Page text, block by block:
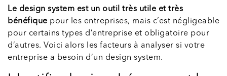
Le design system est un outil très utile et très
bénéfique pour les entreprises, mais c’est négligeable
pour certains types d’entreprise et obligatoire pour
d’autres. Voici alors les facteurs à analyser si votre
entreprise a besoin d’un design system.